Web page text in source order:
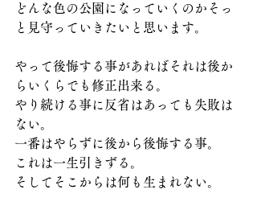
どんな色の公園になっていくのかそっ
と見守っていきたいと思います。
やって後悔する事があればそれは後か
らいくらでも修正出来る。
やり続ける事に反省はあっても失敗は
ない。
一番はやらずに後から後悔する事。
これは一生引きずる。
そしてそこからは何も生まれない。